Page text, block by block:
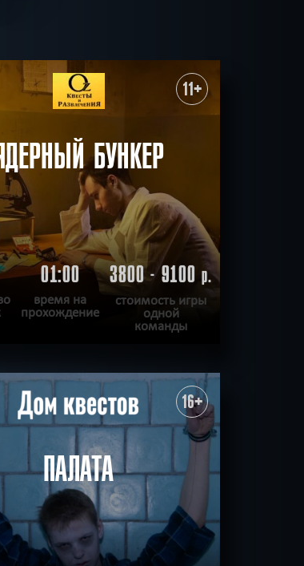
11+
БУНКЕР
01:00
время на
прохождение
3800 - 9100р.
стоимость игры
одной
команды
ХОЧУ ПРОЙТИ | КВЕСТ ПРОЙДЕН 16+
ПАЛАТА